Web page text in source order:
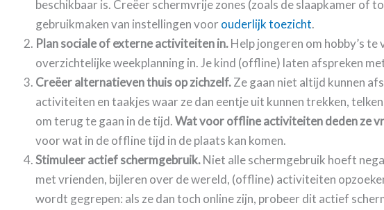
beschikbaar is. Creëer schermvrije zones (zoals de slaapkamer
gebruikmaken van instellingen voor ouderlijk toezicht.
Plan sociale of externe activiteiten in.Help jongeren om hobby’s te
overzichtelijke weekplanning in. Je kind (offline) laten afspreken
Creëer alternatieven thuis op zichzelf.Ze gaan niet altijd kunnen
activiteiten en taakjes waar ze dan eentje uit kunnen trekken,
om terug te gaan in de tijd.Wat voor offline activiteiten deden ze
voor wat in de offline tijd in de plaats kan komen.
Stimuleer actief schermgebruik.Niet alle schermgebruik hoeft
met vrienden, bijleren over de wereld, (offline) activiteiten
wordt gegrepen: als ze dan toch online zijn, probeer dit actief